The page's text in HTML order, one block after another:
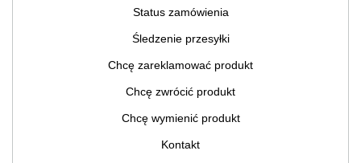
Status zamówienia
Śledzenie przesyłki
Chcę zareklamować produkt
Chcę zwrócić produkt
Chcę wymienić produkt
Kontakt